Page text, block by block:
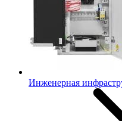
Инженерная